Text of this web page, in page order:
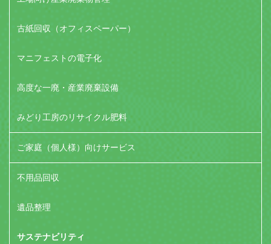
古紙回収（オフィスペーパー）
マニフェストの電子化
高度な一廃・産業廃棄設備
みどり工房のリサイクル肥料
ご家庭（個人様）向けサービス
不用品回収
遺品整理
サステナビリティ